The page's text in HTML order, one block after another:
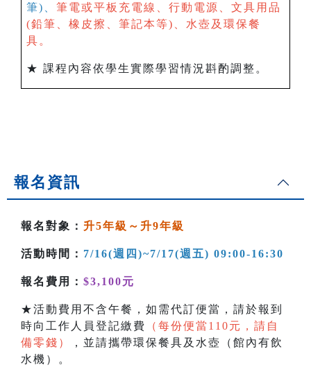
筆)、 筆電或平板充電線、行動電源、文具用品
(鉛筆、橡皮擦、筆記本等)、水壺及環保餐
具。
★ 課程內容依學生實際學習情況斟酌調整。
報名資訊
報名對象： 升5年級～升9年級
活動時間： 7/16(週四)~7/17(週五) 09:00-16:30
報名費用： $3,100元
★活動費用不含午餐，如需代訂便當，請於報到
時向工作人員登記繳費
（每份便當110元，請自
備零錢）
，並請攜帶環保餐具及水壺（館內有飲
水機）。